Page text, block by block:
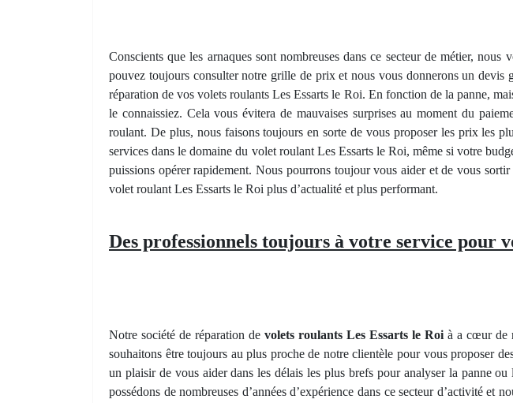
Conscients que les arnaques sont nombreuses dans ce secteur de métier,
pouvez toujours consulter notre grille de prix et nous vous donnerons un
réparation de vos volets roulants Les Essarts le Roi. En fonction de la panne,
le connaissiez. Cela vous évitera de mauvaises surprises au moment du
roulant. De plus, nous faisons toujours en sorte de vous proposer les prix les
services dans le domaine du volet roulant Les Essarts le Roi, même si votre
puissions opérer rapidement. Nous pourrons toujour vous aider et de vous
volet roulant Les Essarts le Roi plus d’actualité et plus performant.
Des professionnels toujours à votre service pour
Notre société de réparation de volets roulants Les Essarts le Roi à a cœur de
souhaitons être toujours au plus proche de notre clientèle pour vous proposer
un plaisir de vous aider dans les délais les plus brefs pour analyser la panne
possédons de nombreuses d’années d’expérience dans ce secteur d’activité